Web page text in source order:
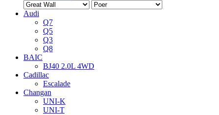
Audi
Q7
Q5
Q3
Q8
BAIC
BJ40 2.0L 4WD
Cadillac
Escalade
Changan
UNI-K
UNI-T